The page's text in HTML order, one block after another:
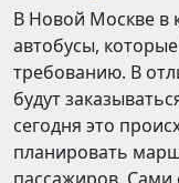
В Новой Москве в
автобусы,
требованию. В
будут
сегодня это
планировать